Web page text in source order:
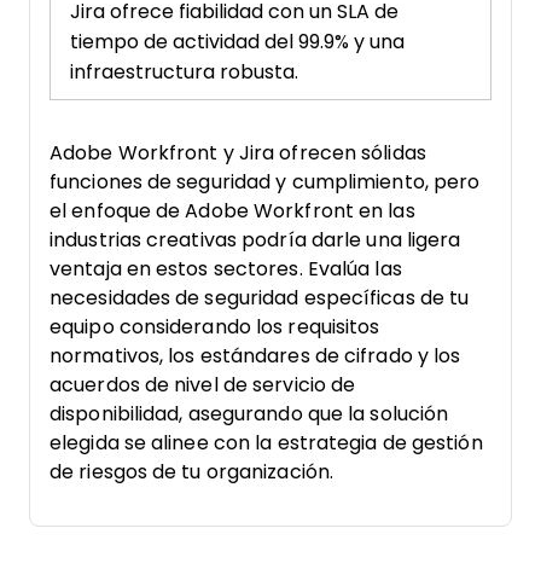
Jira ofrece fiabilidad con un SLA de
tiempo de actividad del 99.9% y una
infraestructura robusta.
Adobe Workfront y Jira ofrecen sólidas
funciones de seguridad y cumplimiento, pero
el enfoque de Adobe Workfront en las
industrias creativas podría darle una ligera
ventaja en estos sectores. Evalúa las
necesidades de seguridad específicas de tu
equipo considerando los requisitos
normativos, los estándares de cifrado y los
acuerdos de nivel de servicio de
disponibilidad, asegurando que la solución
elegida se alinee con la estrategia de gestión
de riesgos de tu organización.